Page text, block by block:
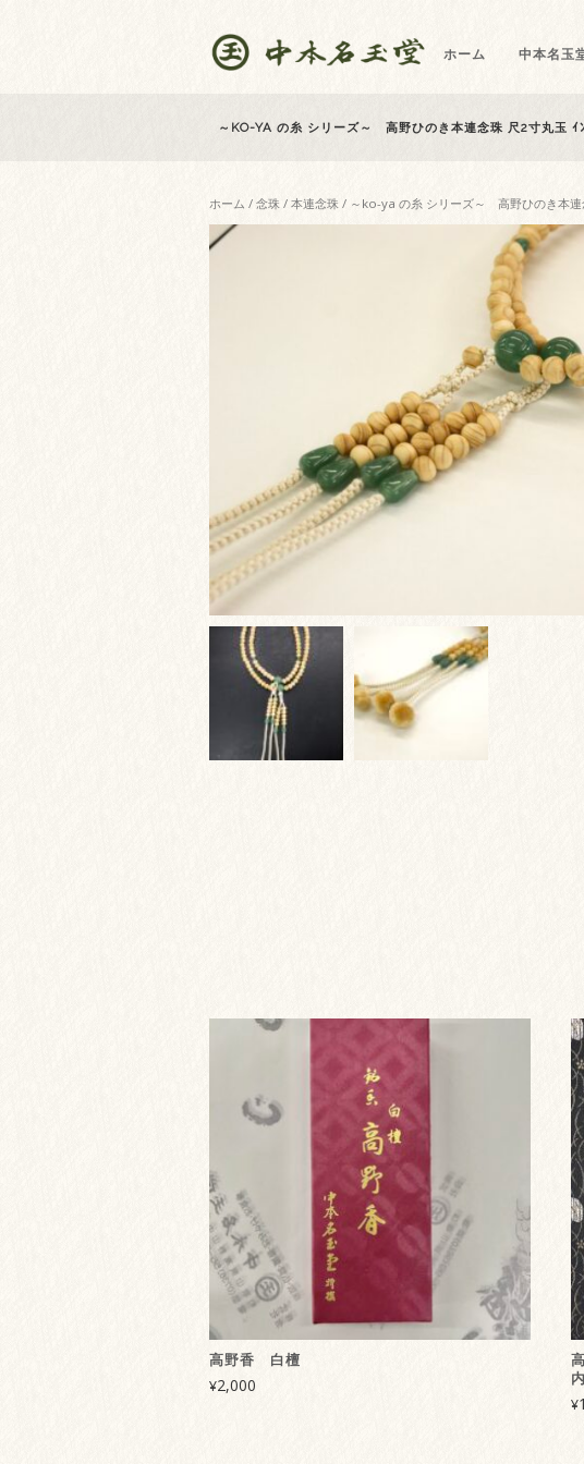
ホーム 中本名玉
～KO-YA の糸 シリーズ～ 高野ひのき本連念珠 尺2寸丸玉 ｲ
ホーム / 念珠 / 本連念珠 / ～ko-ya の糸 シリーズ～ 高野ひのき本連
高野香 白檀
¥2,000
¥